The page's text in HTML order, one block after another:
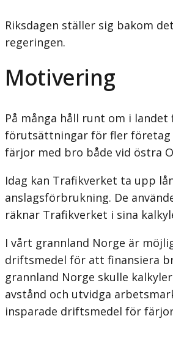
Riksdagen ställer sig bakom
regeringen.
Motivering
På många håll runt om i
förutsättningar för fler företag
färjor med bro både vid östra
Idag kan Trafikverket ta upp
anslagsförbrukning. De
räknar Trafikverket i sina
I vårt grannland Norge är
driftsmedel för att finansiera
grannland Norge skulle
avstånd och utvidga
insparade driftsmedel för